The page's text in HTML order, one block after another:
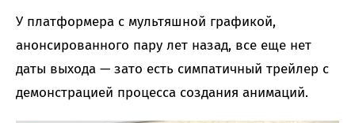
У платформера с мультяшной графикой,
анонсированного пару лет назад, все еще нет
даты выхода — зато есть симпатичный трейлер с
демонстрацией процесса создания анимаций.